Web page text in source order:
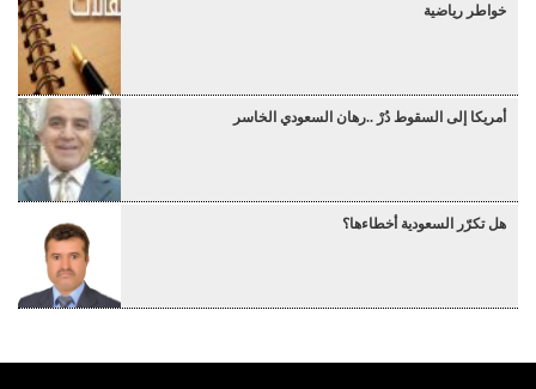
خواطر رياضية
أمريكا إلى السقوط دُرْ ..رهان السعودي الخاسر
هل تكرّر السعودية أخطاءها؟